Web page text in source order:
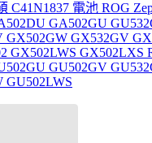
C41N1837 電池 ROG
GA502GU
GX502GW GX532GV
GX502LWS GX502LXS
GU502GV
GU502LWS